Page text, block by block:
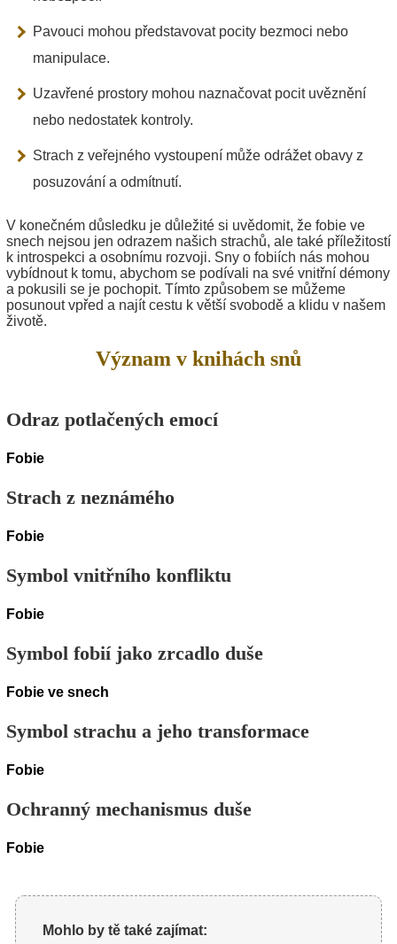
Pavouci mohou představovat pocity bezmoci nebo
manipulace.
Uzavřené prostory mohou naznačovat pocit uvěznění
nebo nedostatek kontroly.
Strach z veřejného vystoupení může odrážet obavy z
posuzování a odmítnutí.
V konečném důsledku je důležité si uvědomit, že fobie ve
snech nejsou jen odrazem našich strachů, ale také příležitostí
k introspekci a osobnímu rozvoji. Sny o fobiích nás mohou
vybídnout k tomu, abychom se podívali na své vnitřní démony
a pokusili se je pochopit. Tímto způsobem se můžeme
posunout vpřed a najít cestu k větší svobodě a klidu v našem
životě.
Význam v knihách snů
Odraz potlačených emocí
Fobie
Strach z neznámého
Fobie
Symbol vnitřního konfliktu
Fobie
Symbol fobií jako zrcadlo duše
Fobie ve snech
Symbol strachu a jeho transformace
Fobie
Ochranný mechanismus duše
Fobie
Mohlo by tě také zajímat: